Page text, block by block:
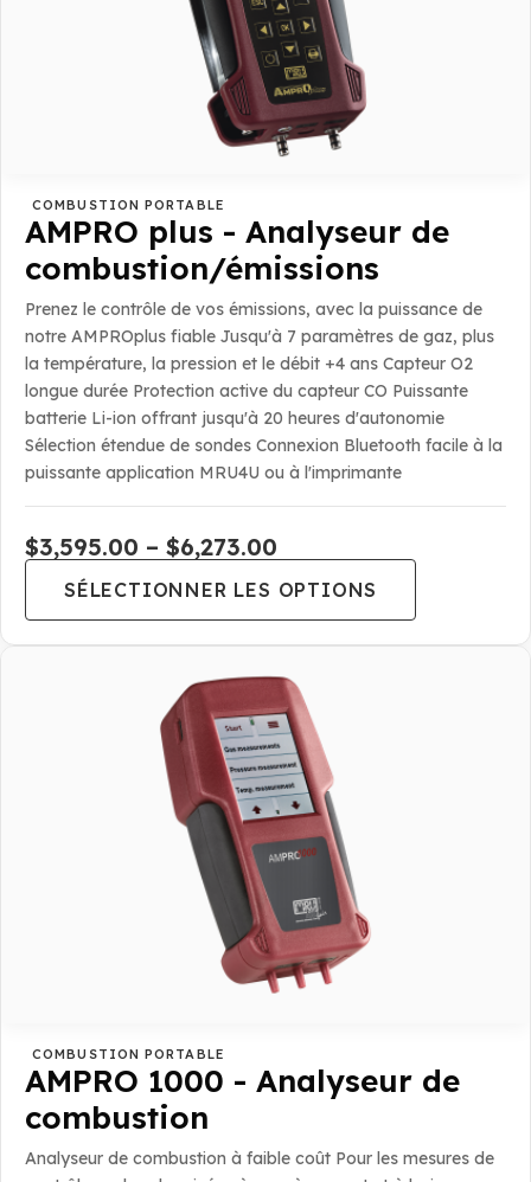
COMBUSTION PORTABLE
AMPRO plus - Analyseur de
combustion/émissions
Prenez le contrôle de vos émissions, avec la puissance de
notre AMPROplus fiable Jusqu'à 7 paramètres de gaz, plus
la température, la pression et le débit +4 ans Capteur O2
longue durée Protection active du capteur CO Puissante
batterie Li-ion offrant jusqu'à 20 heures d'autonomie
Sélection étendue de sondes Connexion Bluetooth facile à la
puissante application MRU4U ou à l'imprimante
$3,595.00 – $6,273.00
de
prix
:
de
595,00
$
à
6
273,00
$
SÉLECTIONNER LES OPTIONS
COMBUSTION PORTABLE
AMPRO 1000 - Analyseur de
combustion
Analyseur de combustion à faible coût Pour les mesures de